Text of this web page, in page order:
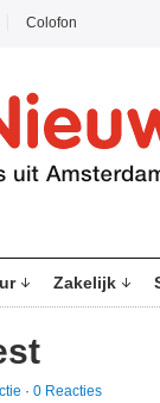
Colofon
Zakelijk
· 0 Reacties